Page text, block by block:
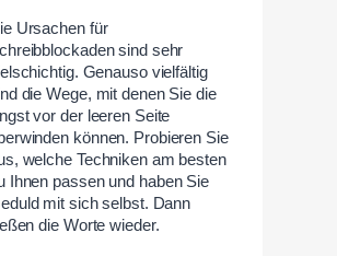
Ursachen für
sind sehr
Genauso vielfältig
die Wege, mit denen Sie die
vor der leeren Seite
können. Probieren Sie
welche Techniken am besten
Ihnen passen und haben Sie
mit sich selbst. Dann
die Worte wieder.